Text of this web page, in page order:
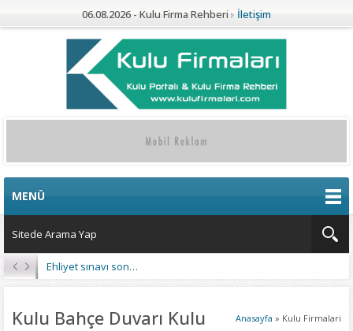
06.08.2026 - Kulu Firma Rehberi İletişim
MENÜ
Ehliyet sınavı sonuçları açıklandı
Anasayfa » Kulu Firmalari
Kulu Bahçe Duvarı Kulu